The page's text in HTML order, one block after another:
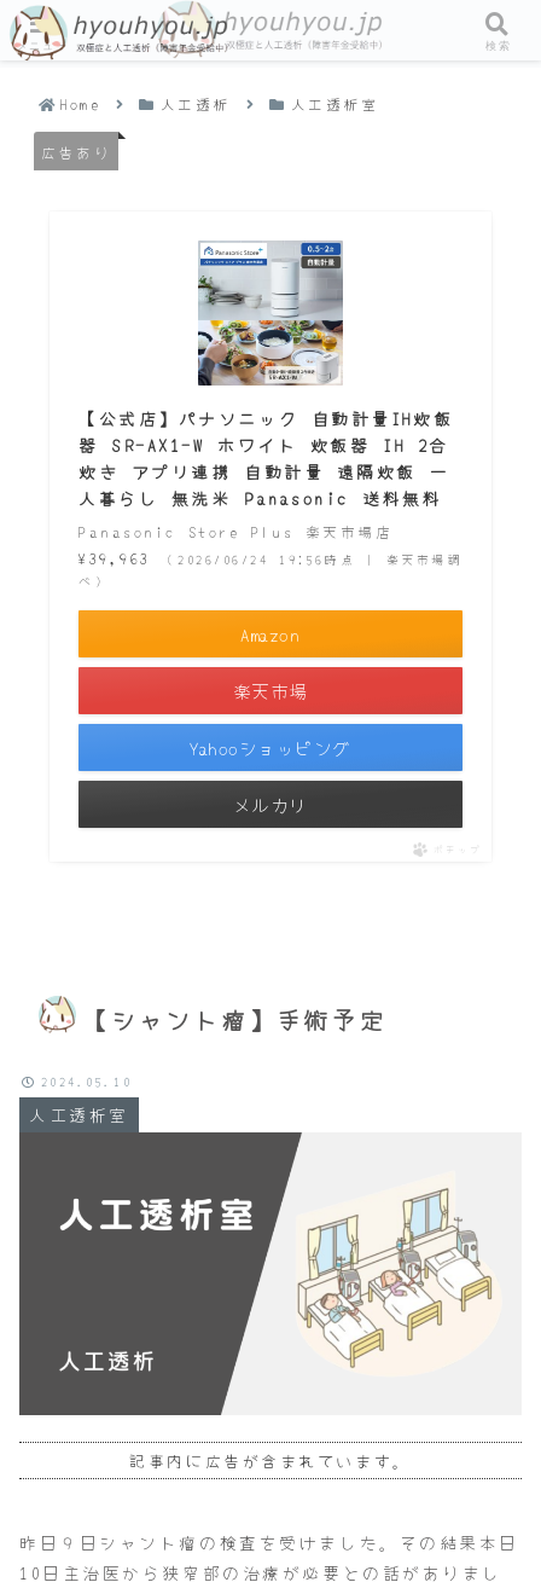
Home 人工透析 人工透析室
広告あり
【シャント瘤】手術予定
人工透析室
2024.05.10
記事内に広告が含まれています。
【公式店】パナソニック 自動計量IH炊飯
器 SR-AX1-W ホワイト 炊飯器 IH 2合
炊き アプリ連携 自動計量 遠隔炊飯 一
人暮らし 無洗米 Panasonic 送料無料
Panasonic Store Plus 楽天市場店
¥39,963
（2026/06/24 19:56時点 | 楽天市場調
べ）
Amazon
楽天市場
Yahooショッピング
メルカリ
ポチップ
昨日９日シャント瘤の検査を受けました。その結果本日
10日主治医から狭窄部の治療が必要との話がありまし
メニュー 検索